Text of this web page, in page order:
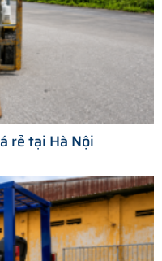
rẻ tại Hà Nội